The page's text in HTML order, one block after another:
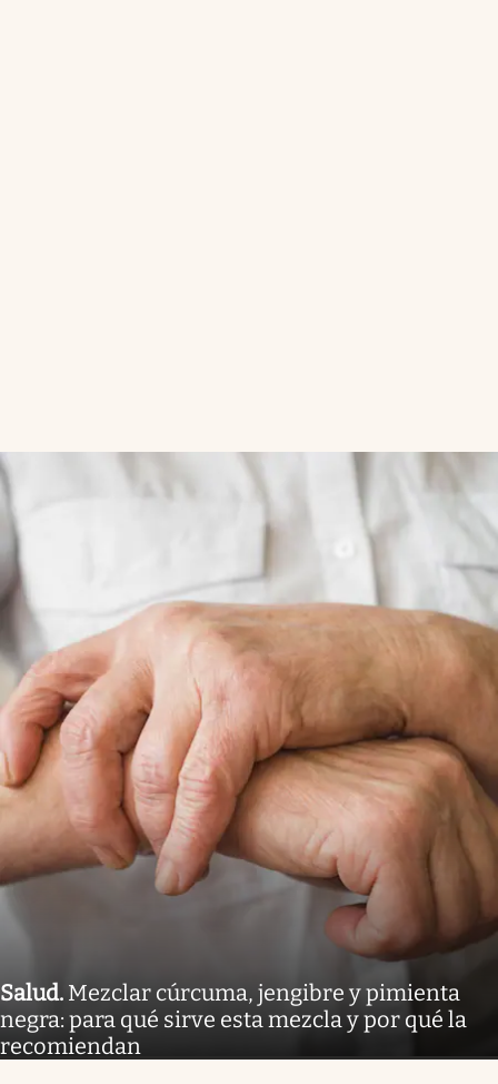
Salud. Mezclar cúrcuma, jengibre y pimienta
negra: para qué sirve esta mezcla y por qué la
recomiendan